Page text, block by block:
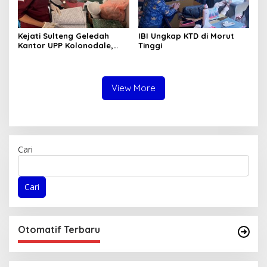
Kejati Sulteng Geledah
Kantor UPP Kolonodale,
IBI Ungkap KTD di Morut
Tinggi
View More
Cari
Cari
Otomatif Terbaru